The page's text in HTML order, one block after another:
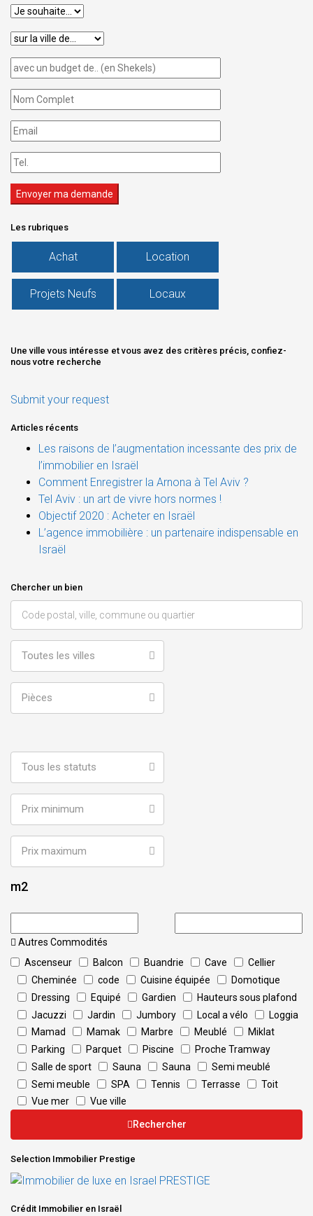
Les rubriques
Achat Location
Projets Neufs Locaux
Une ville vous intéresse et vous avez des critères précis, confiez-
nous votre recherche
Submit your request
Articles récents
Les raisons de l’augmentation incessante des prix de
l’immobilier en Israël
Comment Enregistrer la Arnona à Tel Aviv ?
Tel Aviv : un art de vivre hors normes !
Objectif 2020 : Acheter en Israël
L’agence immobilière : un partenaire indispensable en
Israël
Chercher un bien
Toutes les villes
Pièces
Tous les statuts
Prix minimum
Prix maximum
m2
Autres Commodités
Ascenseur
Balcon Buandrie Cave
Cellier
Cheminée
code Cuisine équipée
Domotique
Dressing
Equipé Gardien
Hauteurs sous plafond
Jacuzzi
Jardin Jumbory Local a vélo
Loggia
Mamad
Mamak Marbre Meublé
Miklat
Parking
Parquet Piscine
Proche Tramway
Salle de sport
Sauna Sauna
Semi meublé
Semi meuble
SPA Tennis Terrasse
Toit
Vue mer
Vue ville
Rechercher
Selection Immobilier Prestige
Crédit Immobilier en Israël